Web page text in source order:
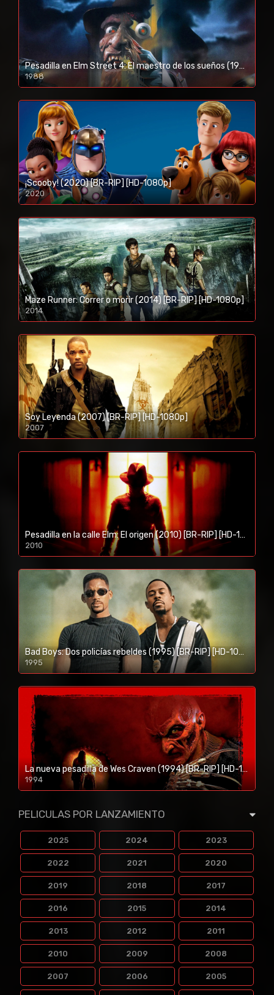
Pesadilla en Elm Street 4: El maestro de los sueños (1988) [BR-RIP] [HD-1080p]
1988
¡Scooby! (2020) [BR-RIP] [HD-1080p]
2020
1080p/720p
Maze Runner: Correr o morir (2014) [BR-RIP] [HD-1080p]
2014
1080p/720p
Soy Leyenda (2007) [BR-RIP] [HD-1080p]
2007
1080p/720p
Pesadilla en la calle Elm: El origen (2010) [BR-RIP] [HD-1080p]
2010
1080p/720p
Bad Boys: Dos policías rebeldes (1995) [BR-RIP] [HD-1080p]
1995
1080p/720p
La nueva pesadilla de Wes Craven (1994) [BR-RIP] [HD-1080p]
1994
1080p/720p
PELICULAS POR LANZAMIENTO
2025 2024 2023
2022 2021 2020
2019 2018 2017
2016 2015 2014
2013 2012 2011
2010 2009 2008
2007 2006 2005